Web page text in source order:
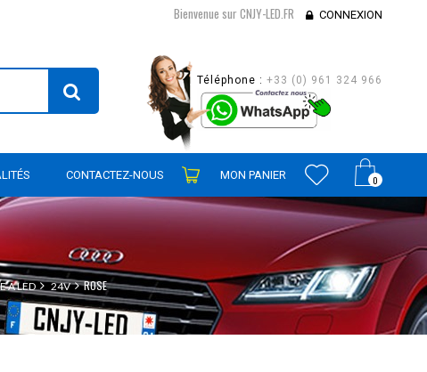
Bienvenue sur CNJY-LED.FR CONNEXION
Téléphone : +33 (0) 961 324 966
0
CONTACTEZ-NOUS MON PANIER
A LED 24V ROSE